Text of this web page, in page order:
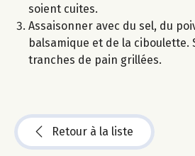
soient cuites.
Assaisonner avec du sel, du
balsamique et de la ciboulette.
tranches de pain grillées.
Retour à la liste